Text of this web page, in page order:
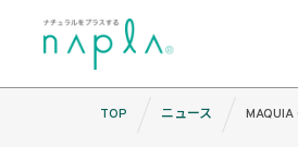
TOP ニュース